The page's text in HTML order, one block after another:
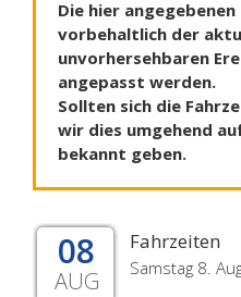
Die hier
vorbehaltlich der
unvorhersehbaren
angepasst werden.
Sollten sich die
wir dies umgehend
bekannt geben.
08
AUG
Fahrzeiten
Samstag 8.